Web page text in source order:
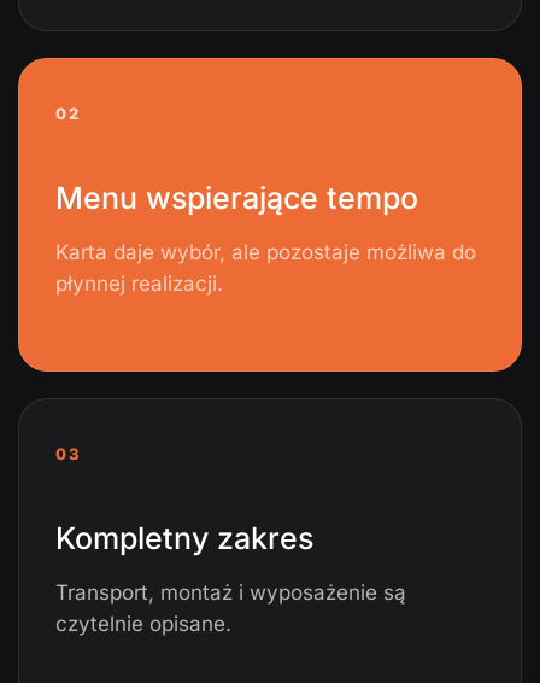
02
Menu wspierające tempo
Karta daje wybór, ale pozostaje możliwa do
płynnej realizacji.
03
Kompletny zakres
Transport, montaż i wyposażenie są
czytelnie opisane.